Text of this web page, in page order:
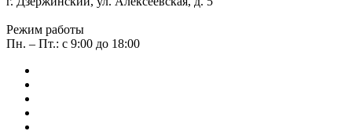
Режим работы
Пн. – Пт.: с 9:00 до 18:00